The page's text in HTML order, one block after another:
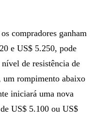
compradores ganham
e US$ 5.250, pode
de resistência de
rompimento abaixo
iniciará uma nova
US$ 5.100 ou US$